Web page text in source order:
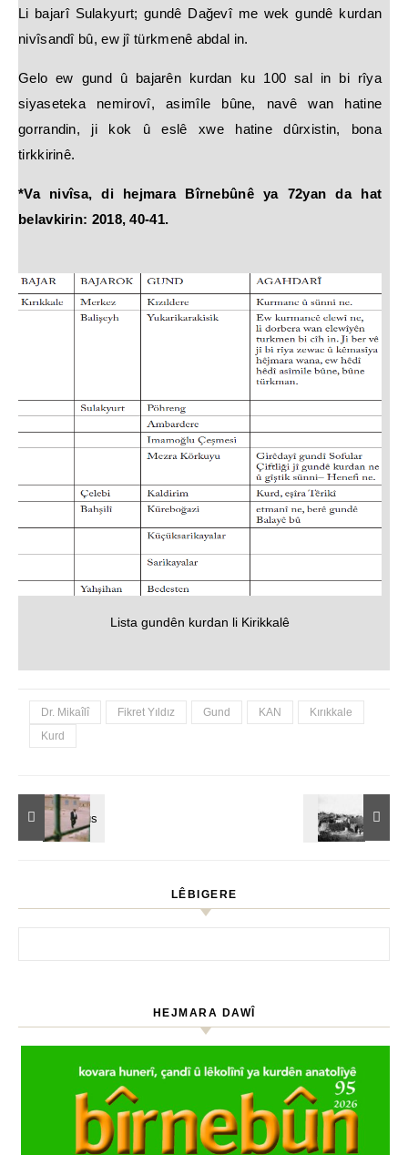
Li bajarî Sulakyurt; gundê Dağevî me wek gundê kurdan
nivîsandî bû, ew jî türkmenê abdal in.
Gelo ew gund û bajarên kurdan ku 100 sal in bi rîya
siyaseteka nemirovî, asimîle bûne, navê wan hatine
gorrandin, ji kok û eslê xwe hatine dûrxistin, bona
tirkkirinê.
*Va nivîsa, di hejmara Bîrnebûnê ya 72yan da hat
belavkirin: 2018, 40-41.
Lista gundên kurdan li Kirikkalê
Dr. Mikaîlî Fikret Yıldız Gund KAN
Kırıkkale
Kurd
LÊBIGERE
HEJMARA DAWÎ